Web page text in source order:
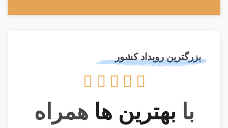
بزرگترین رویداد کشور





با بهترین ها همراه